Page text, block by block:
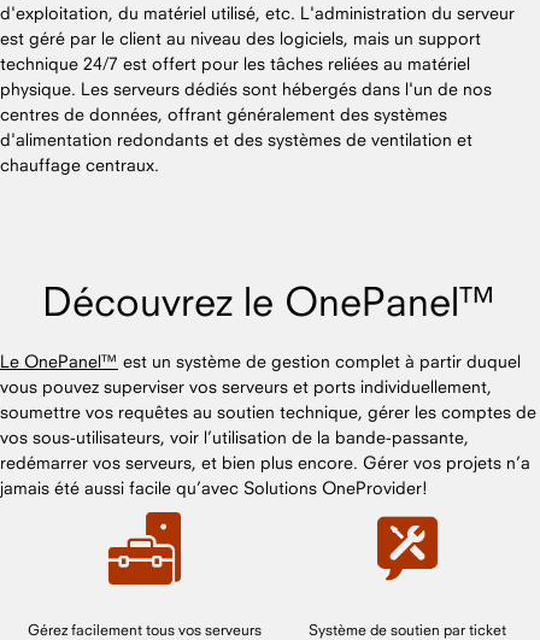
d'exploitation, du matériel utilisé, etc. L'administration du serveur
est géré par le client au niveau des logiciels, mais un support
technique 24/7 est offert pour les tâches reliées au matériel
physique. Les serveurs dédiés sont hébergés dans l'un de nos
centres de données, offrant généralement des systèmes
d'alimentation redondants et des systèmes de ventilation et
chauffage centraux.
Découvrez le OnePanel™
Le OnePanel™ est un système de gestion complet à partir duquel
vous pouvez superviser vos serveurs et ports individuellement,
soumettre vos requêtes au soutien technique, gérer les comptes de
vos sous-utilisateurs, voir l’utilisation de la bande-passante,
redémarrer vos serveurs, et bien plus encore. Gérer vos projets n’a
jamais été aussi facile qu’avec Solutions OneProvider!
Gérez facilement tous vos serveurs Système de soutien par ticket